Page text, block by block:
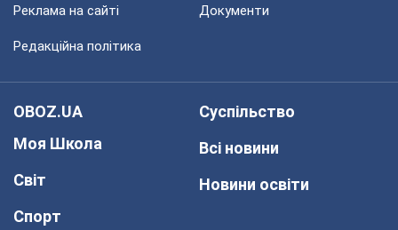
Реклама на сайті Документи
Редакційна політика
OBOZ.UA
Моя Школа
Світ
Спорт
Суспільство
Всі новини
Новини освіти